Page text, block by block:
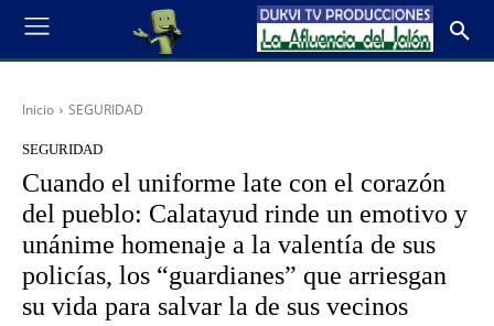
Inicio SEGURIDAD
SEGURIDAD
Cuando el uniforme late con el corazón
del pueblo: Calatayud rinde un emotivo y
unánime homenaje a la valentía de sus
policías, los “guardianes” que arriesgan
su vida para salvar la de sus vecinos